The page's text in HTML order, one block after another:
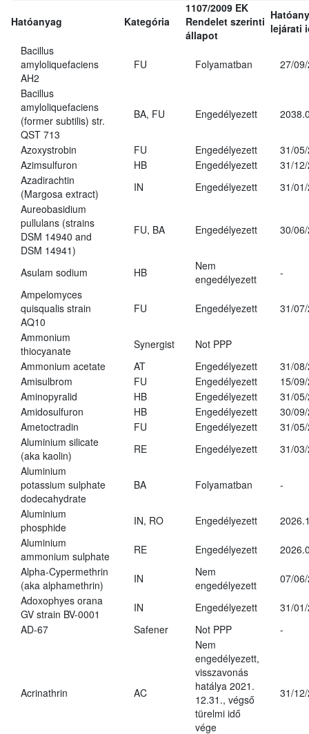
Hatóanyag Kategória
1107/2009 EK
Rendelet szerinti
állapot
lejárati
Bacillus
amyloliquefaciens
AH2
FU Folyamatban 27/
Bacillus
amyloliquefaciens
(former subtilis) str.
QST 713
BA, FU Engedélyezett
Azoxystrobin FU Engedélyezett
31/
Azimsulfuron
HB Engedélyezett
31/
Azadirachtin
(Margosa extract)
IN Engedélyezett
31/
Aureobasidium
pullulans (strains
DSM 14940 and
DSM 14941)
FU, BA Engedélyezett 30/
Asulam sodium HB
Nem
engedélyezett
-
Ampelomyces
quisqualis strain
AQ10
FU Engedélyezett 31/
Ammonium
thiocyanate
Synergist
Not PPP
Ammonium acetate
AT Engedélyezett
31/
Amisulbrom
FU Engedélyezett
15/
Aminopyralid
HB Engedélyezett
31/
Amidosulfuron
HB Engedélyezett
30/
Ametoctradin
FU Engedélyezett
31/
Aluminium silicate
(aka kaolin)
RE Engedélyezett
31/
Aluminium
potassium sulphate
dodecahydrate
BA Folyamatban -
Aluminium
phosphide
IN, RO Engedélyezett
Aluminium
ammonium sulphate
RE Engedélyezett
Alpha-Cypermethrin
(aka alphamethrin)
IN
Nem
engedélyezett
07/
Adoxophyes orana
GV strain BV-0001
IN Engedélyezett
31/
AD-67
Safener Not PPP -
Acrinathrin AC
Nem
engedélyezett,
visszavonás
hatálya 2021.
12.31., végső
türelmi idő
vége
31/